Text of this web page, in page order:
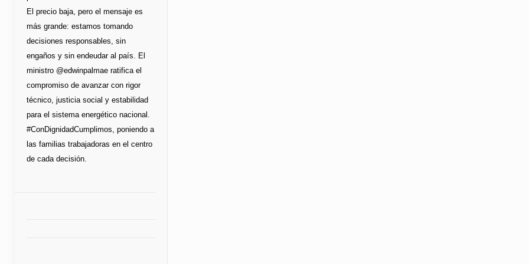
El precio baja, pero el mensaje es
más grande: estamos tomando
decisiones responsables, sin
engaños y sin endeudar al país. El
ministro @edwinpalmae ratifica el
compromiso de avanzar con rigor
técnico, justicia social y estabilidad
para el sistema energético nacional.
#ConDignidadCumplimos, poniendo a
las familias trabajadoras en el centro
de cada decisión.